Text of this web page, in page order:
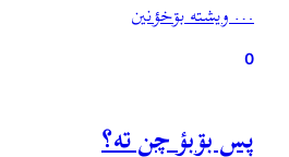
… ويشته بۊخؤنين
0
پس بۊبؤ چن ته؟